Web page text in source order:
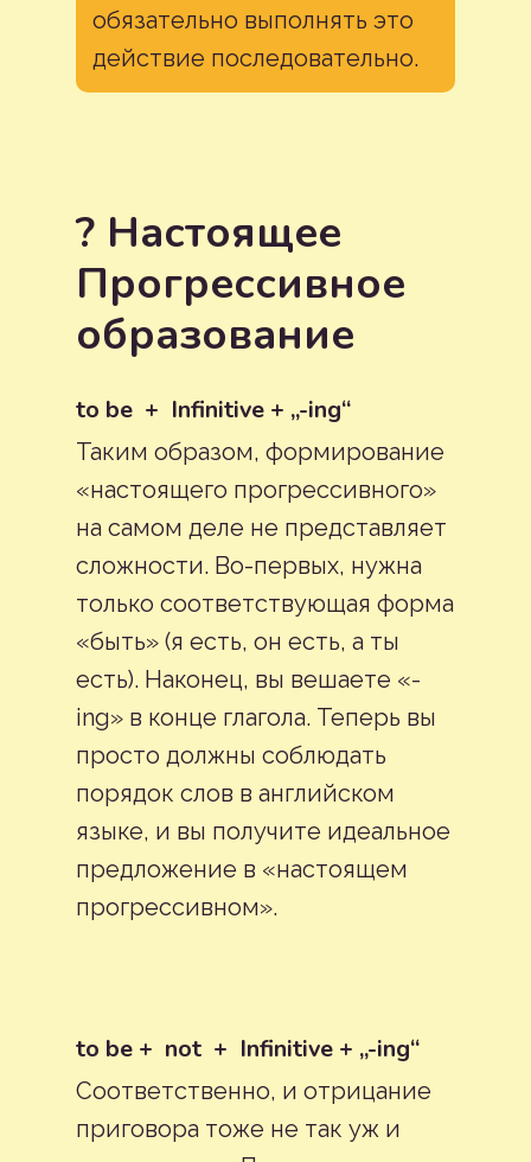
обязательно выполнять это
действие последовательно.
? Настоящее
Прогрессивное
образование
to be + Infinitive + „-ing“
Таким образом, формирование
«настоящего прогрессивного»
на самом деле не представляет
сложности. Во-первых, нужна
только соответствующая форма
«быть» (я есть, он есть, а ты
есть). Наконец, вы вешаете «-
ing» в конце глагола. Теперь вы
просто должны соблюдать
порядок слов в английском
языке, и вы получите идеальное
предложение в «настоящем
прогрессивном».
to be + not + Infinitive + „-ing“
Соответственно, и отрицание
приговора тоже не так уж и